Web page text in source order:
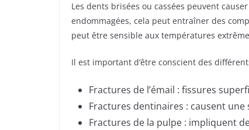
Les dents brisées ou cassées peuvent
endommagées, cela peut entraîner des
peut être sensible aux températures
Il est important d’être conscient des
Fractures de l’émail : fissures
Fractures dentinaires : causent
Fractures de la pulpe : impliquent